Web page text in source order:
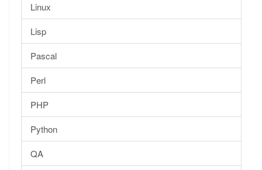
Linux
Lisp
Pascal
Perl
PHP
Python
QA